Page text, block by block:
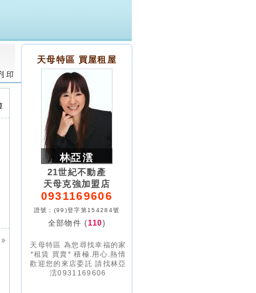
天母特區 買屋租屋
林亞澐
21世紀不動產
天母克強加盟店
0931169606
證號：(99)登字第154284號
全部物件 (110)
天母特區 為您尋找幸福的家
*租賃 買賣* 積極.用心.熱情
歡迎您的來店委託 請找林亞
澐0931169606